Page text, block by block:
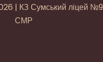
| КЗ Сумський ліцей №9
СМР